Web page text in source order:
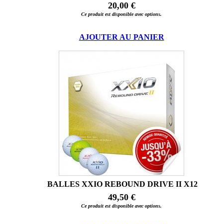
20,00 €
Ce produit est disponible avec options.
AJOUTER AU PANIER
BALLES XXIO REBOUND DRIVE II X12
49,50 €
Ce produit est disponible avec options.